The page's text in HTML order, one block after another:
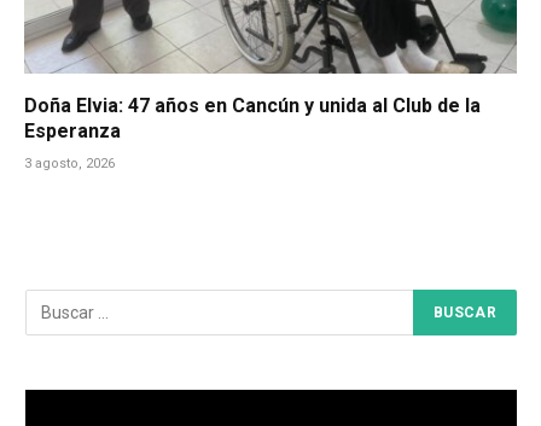
Doña Elvia: 47 años en Cancún y unida al Club de la
Esperanza
3 agosto, 2026